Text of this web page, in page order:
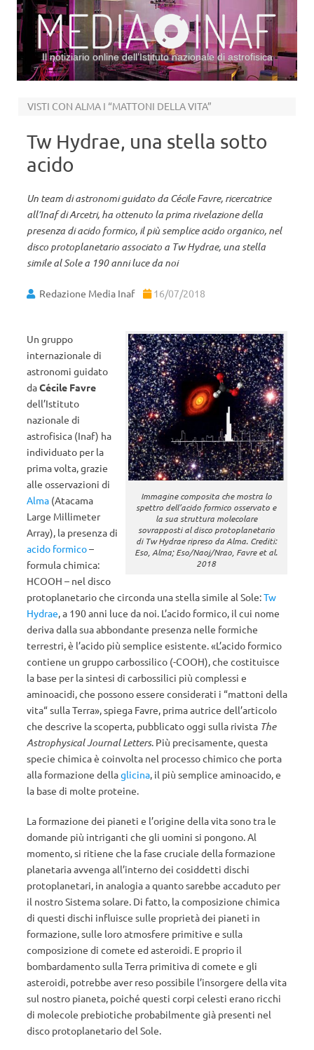
Il notiziario online dell’Istituto nazionale di astrofisica
VISTI CON ALMA I “MATTONI DELLA VITA”
Tw Hydrae, una stella sotto
acido
Un team di astronomi guidato da Cécile Favre, ricercatrice
all’Inaf di Arcetri, ha ottenuto la prima rivelazione della
presenza di acido formico, il più semplice acido organico, nel
disco protoplanetario associato a Tw Hydrae, una stella
simile al Sole a 190 anni luce da noi
Redazione Media Inaf 16/07/2018
Immagine composita che mostra lo
spettro dell’acido formico osservato e
la sua struttura molecolare
sovrapposti al disco protoplanetario
di Tw Hydrae ripreso da Alma. Crediti:
Eso, Alma; Eso/Naoj/Nrao, Favre et al.
2018
Un gruppo
internazionale di
astronomi guidato
daCécile Favre
dell’Istituto
nazionale di
astrofisica (Inaf) ha
individuato per la
prima volta, grazie
alle osservazioni di
Alma (Atacama
Large Millimeter
Array), la presenza di
acido formico–
formula chimica:
HCOOH – nel disco
protoplanetario che circonda una stella simile al Sole:Tw
Hydrae, a 190 anni luce da noi. L’acido formico, il cui nome
deriva dalla sua abbondante presenza nelle formiche
terrestri, è l’acido più semplice esistente. «L’acido formico
contiene un gruppo carbossilico (-COOH), che costituisce
la base per la sintesi di carbossilici più complessi e
aminoacidi, che possono essere considerati i “mattoni della
vita“ sulla Terra», spiega Favre, prima autrice dell’articolo
che descrive la scoperta, pubblicato oggi sulla rivista The
Astrophysical Journal Letters. Più precisamente, questa
specie chimica è coinvolta nel processo chimico che porta
alla formazione dellaglicina, il più semplice aminoacido, e
la base di molte proteine.
La formazione dei pianeti e l’origine della vita sono tra le
domande più intriganti che gli uomini si pongono. Al
momento, si ritiene che la fase cruciale della formazione
planetaria avvenga all’interno dei cosiddetti dischi
protoplanetari, in analogia a quanto sarebbe accaduto per
il nostro Sistema solare. Di fatto, la composizione chimica
di questi dischi influisce sulle proprietà dei pianeti in
formazione, sulle loro atmosfere primitive e sulla
composizione di comete ed asteroidi. E proprio il
bombardamento sulla Terra primitiva di comete e gli
asteroidi, potrebbe aver reso possibile l’insorgere della vita
sul nostro pianeta, poiché questi corpi celesti erano ricchi
di molecole prebiotiche probabilmente già presenti nel
disco protoplanetario del Sole.